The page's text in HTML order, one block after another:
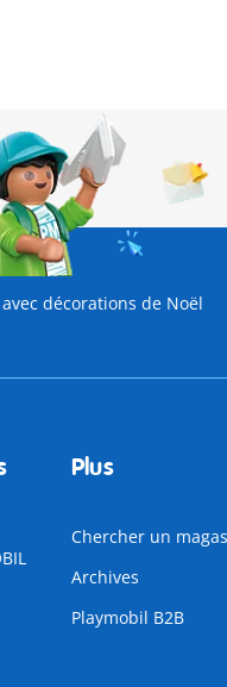
décorations de Noël
Plus
Chercher un
Archives
Playmobil B2B